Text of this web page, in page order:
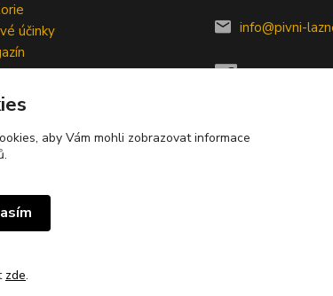
účinky
info@pivni-
aby Vám mohli zobrazovat informace
zde.